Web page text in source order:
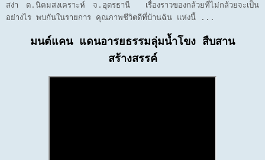
สง่า ต.นิคมสงเคราะห์ จ.อุดรธานี เรื่องราวของกล้วยที่ไม่กล้วยจะเป็น
อย่างไร พบกันในรายการ คุณภาพชีวิตดีที่บ้านฉัน แห่งนี้ ...
มนต์แคน แดนอารยธรรมลุ่มน้ำโขง สืบสาน
สร้างสรรค์